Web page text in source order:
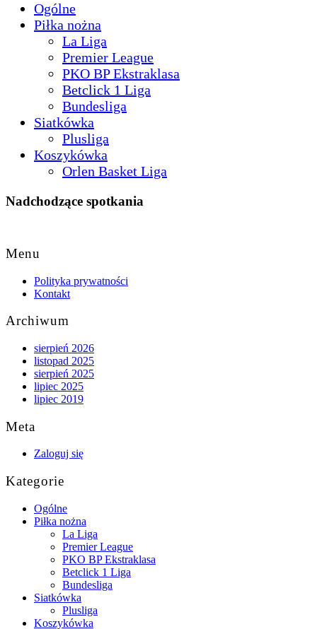
Ogólne
Piłka nożna
La Liga
Premier League
PKO BP Ekstraklasa
Betclick 1 Liga
Bundesliga
Siatkówka
Plusliga
Koszykówka
Orlen Basket Liga
Nadchodzące spotkania
to
Top
Menu
Polityka prywatności
Kontakt
Archiwum
sierpień 2026
listopad 2025
sierpień 2025
lipiec 2025
lipiec 2019
Meta
Zaloguj się
Kategorie
Ogólne
Piłka nożna
La Liga
Premier League
PKO BP Ekstraklasa
Betclick 1 Liga
Bundesliga
Siatkówka
Plusliga
Koszykówka